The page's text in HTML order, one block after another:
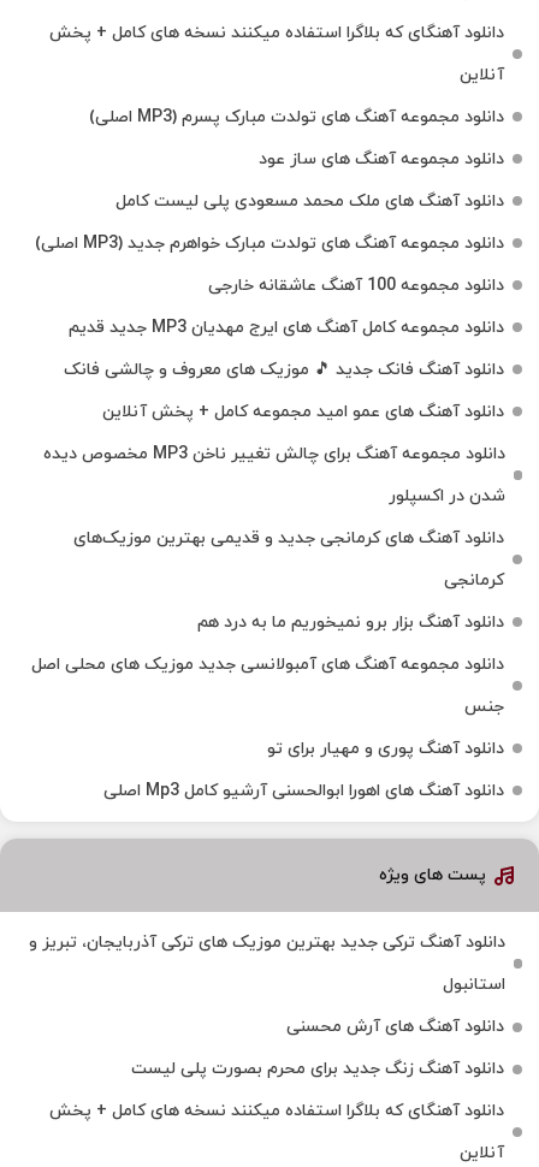
دانلود آهنگای که بلاگرا استفاده میکنند نسخه های کامل + پخش
آنلاین
دانلود مجموعه آهنگ های تولدت مبارک پسرم (MP3 اصلی)
دانلود مجموعه آهنگ های ساز عود
دانلود آهنگ های ملک‌ محمد مسعودی پلی لیست کامل
دانلود مجموعه آهنگ های تولدت مبارک خواهرم جدید (MP3 اصلی)
دانلود مجموعه 100 آهنگ عاشقانه خارجی
دانلود مجموعه کامل آهنگ های ایرج مهدیان MP3 جدید قدیم
دانلود آهنگ فانک جدید 🎵 موزیک‌ های معروف و چالشی فانک
دانلود آهنگ های عمو امید مجموعه کامل + پخش آنلاین
دانلود مجموعه آهنگ برای چالش تغییر ناخن MP3 مخصوص دیده
شدن در اکسپلور
دانلود آهنگ‌ های کرمانجی جدید و قدیمی بهترین موزیک‌های
کرمانجی
دانلود آهنگ بزار برو نمیخوریم ما به درد هم
دانلود مجموعه آهنگ های آمبولانسی جدید موزیک های محلی اصل
جنس
دانلود آهنگ پوری و مهیار برای تو
دانلود آهنگ های اهورا ابوالحسنی آرشیو کامل Mp3 اصلی
پست های ویژه
دانلود آهنگ ترکی جدید بهترین موزیک‌ های ترکی آذربایجان، تبریز و
استانبول
دانلود آهنگ های آرش محسنی
دانلود آهنگ زنگ جدید برای محرم بصورت پلی لیست
دانلود آهنگای که بلاگرا استفاده میکنند نسخه های کامل + پخش
آنلاین